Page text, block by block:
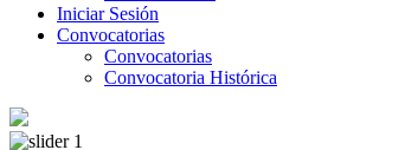
Iniciar Sesión
Convocatorias
Convocatorias
Convocatoria Histórica